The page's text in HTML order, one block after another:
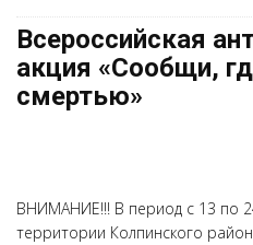
Всероссийская
акция «Сообщи,
смертью»
ВНИМАНИЕ!!! В период с 13 по
территории Колпинского